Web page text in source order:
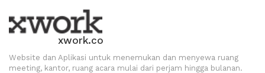
xwork.co
Website dan Aplikasi untuk menemukan dan menyewa ruang
meeting, kantor, ruang acara mulai dari perjam hingga bulanan.